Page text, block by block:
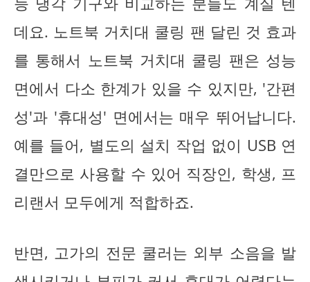
데요. 노트북 거치대 쿨링 팬 달린 것 효과
를 통해서 노트북 거치대 쿨링 팬은 성능
면에서 다소 한계가 있을 수 있지만, '간편
성'과 '휴대성' 면에서는 매우 뛰어납니다.
예를 들어, 별도의 설치 작업 없이 USB 연
결만으로 사용할 수 있어 직장인, 학생, 프
리랜서 모두에게 적합하죠.
반면, 고가의 전문 쿨러는 외부 소음을 발